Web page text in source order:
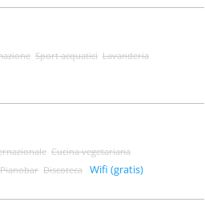
Sport acquatici Lavanderia
Cucina vegetariana
Pianobar Discoteca Wifi (gratis)